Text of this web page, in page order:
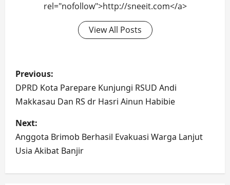
rel="nofollow">http://sneeit.com</a>
View All Posts
Post
navigation
Previous:
DPRD Kota Parepare Kunjungi RSUD Andi
Makkasau Dan RS dr Hasri Ainun Habibie
Next:
Anggota Brimob Berhasil Evakuasi Warga Lanjut
Usia Akibat Banjir